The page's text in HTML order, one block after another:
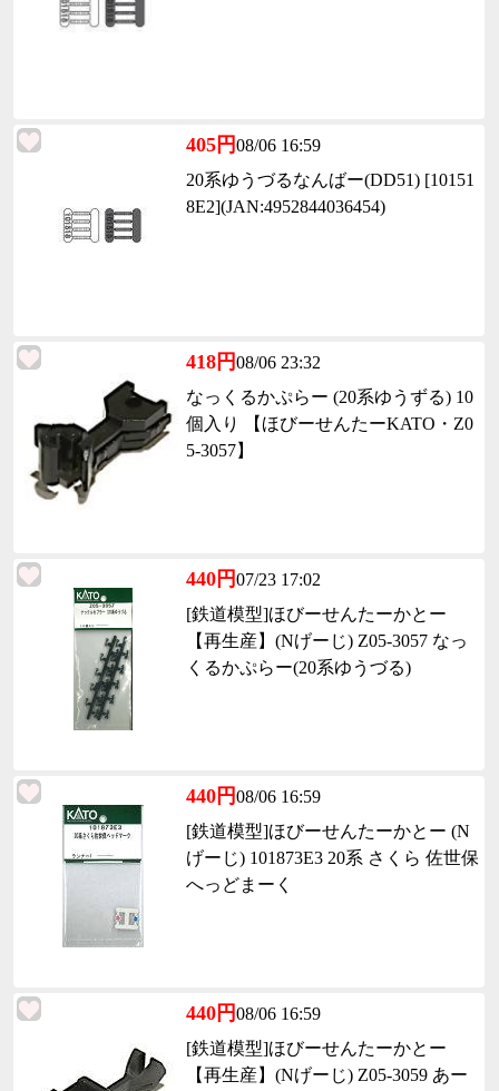
405円08/06 16:59
20系ゆうづるなんばー(DD51) [10151
8E2](JAN:4952844036454)
418円08/06 23:32
なっくるかぷらー (20系ゆうずる) 10
個入り 【ほびーせんたーKATO・Z0
5-3057】
440円07/23 17:02
[鉄道模型]ほびーせんたーかとー
【再生産】(Nげーじ) Z05-3057 なっ
くるかぷらー(20系ゆうづる)
440円08/06 16:59
[鉄道模型]ほびーせんたーかとー (N
げーじ) 101873E3 20系 さくら 佐世保
へっどまーく
440円08/06 16:59
[鉄道模型]ほびーせんたーかとー
【再生産】(Nげーじ) Z05-3059 あー